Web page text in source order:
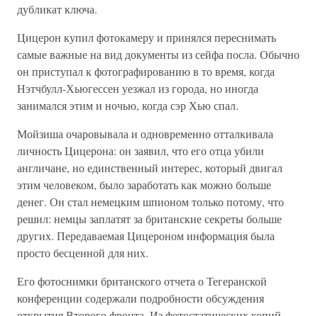
дубликат ключа.
Цицерон купил фотокамеру и принялся переснимать
самые важные на вид документы из сейфа посла. Обычно
он приступал к фотографированию в то время, когда
Нэтчбулл-Хьюгессен уезжал из города, но иногда
занимался этим и ночью, когда сэр Хью спал.
Мойзиша очаровывала и одновременно отталкивала
личность Цицерона: он заявил, что его отца убили
англичане, но единственный интерес, который двигал
этим человеком, было заработать как можно больше
денег. Он стал немецким шпионом только потому, что
решил: немцы заплатят за британские секреты больше
других. Передаваемая Цицероном информация была
просто бесценной для них.
Его фотоснимки британского отчета о Тегеранской
конференции содержали подробности обсуждения